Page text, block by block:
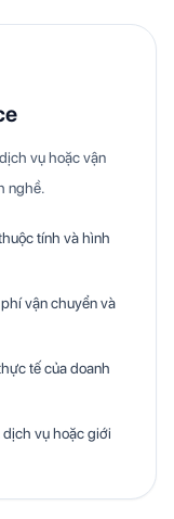
vụ hoặc vận
nghề.
tính và hình
vận chuyển và
tế của doanh
vụ hoặc giới